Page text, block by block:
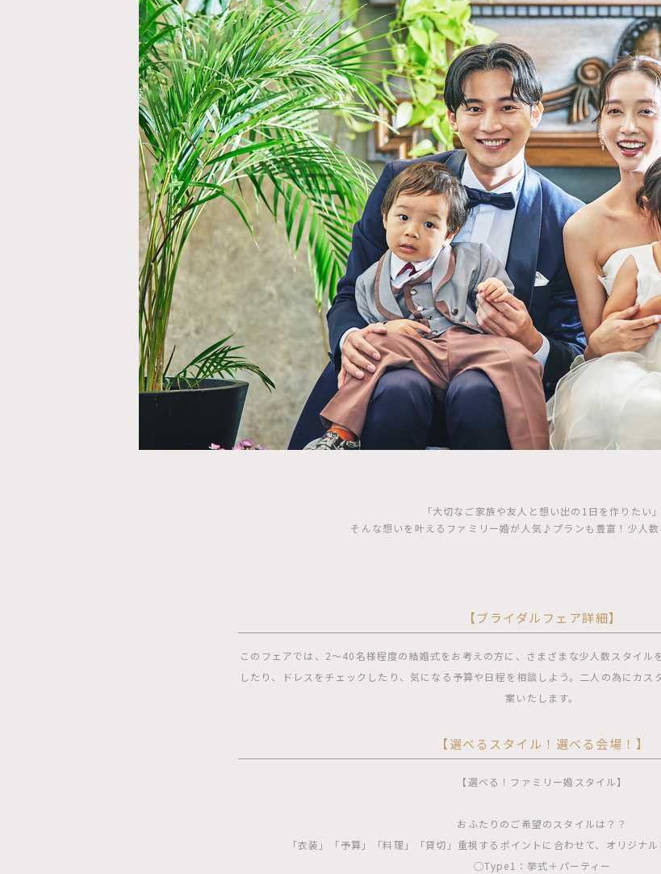
「大切なご家族や友人と想い出の1日を作りたい」
そんな想いを叶えるファミリー婚が人気♪プランも豊富！少人数
【ブライダルフェア詳細】
このフェアでは、2〜40名様程度の結婚式をお考えの方に、さまざまな少人数スタイル
したり、ドレスをチェックしたり、気になる予算や日程を相談しよう。二人の為にカス
案いたします。
【選べるスタイル！選べる会場！】
【選べる！ファミリー婚スタイル】
おふたりのご希望のスタイルは？？
「衣装」「予算」「料理」「貸切」重視するポイントに合わせて、オリジナ
◯Type1：挙式＋パーティー